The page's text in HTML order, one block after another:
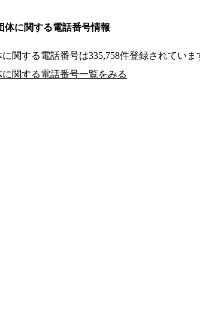
体に関する電話番号情報
関する電話番号は335,758件登録されていま
関する電話番号一覧をみる